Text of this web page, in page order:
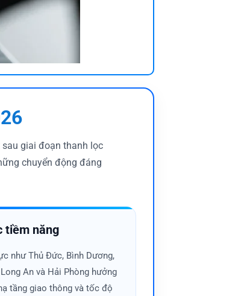
lên cao và thanh khoản tăng
lượng dự án mở bán và tỷ lệ
giai đoạn thanh lọc
chuyển động đáng
tiềm năng
như Thủ Đức, Bình Dương,
An và Hải Phòng hưởng
tầng giao thông và tốc độ